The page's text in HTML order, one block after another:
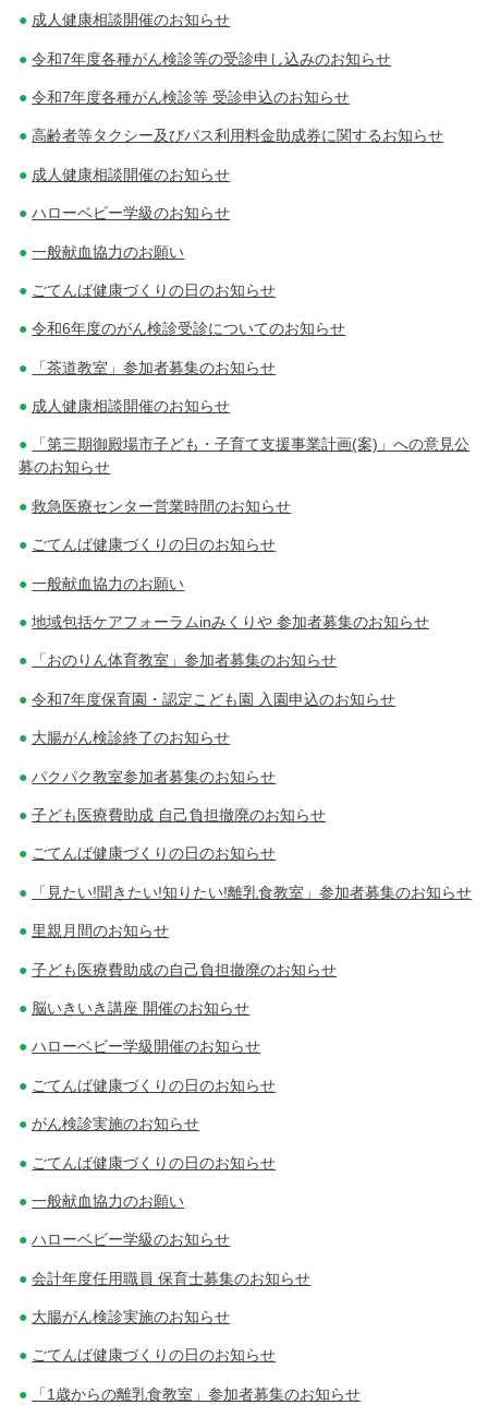
成人健康相談開催のお知らせ
令和7年度各種がん検診等の受診申し込みのお知らせ
令和7年度各種がん検診等 受診申込のお知らせ
高齢者等タクシー及びバス利用料金助成券に関するお知らせ
成人健康相談開催のお知らせ
ハローベビー学級のお知らせ
一般献血協力のお願い
ごてんば健康づくりの日のお知らせ
令和6年度のがん検診受診についてのお知らせ
「茶道教室」参加者募集のお知らせ
成人健康相談開催のお知らせ
「第三期御殿場市子ども・子育て支援事業計画(案)」への意見公
募のお知らせ
救急医療センター営業時間のお知らせ
ごてんば健康づくりの日のお知らせ
一般献血協力のお願い
地域包括ケアフォーラムinみくりや 参加者募集のお知らせ
「おのりん体育教室」参加者募集のお知らせ
令和7年度保育園・認定こども園 入園申込のお知らせ
大腸がん検診終了のお知らせ
パクパク教室参加者募集のお知らせ
子ども医療費助成 自己負担撤廃のお知らせ
ごてんば健康づくりの日のお知らせ
「見たい!聞きたい!知りたい!離乳食教室」参加者募集のお知らせ
里親月間のお知らせ
子ども医療費助成の自己負担撤廃のお知らせ
脳いきいき講座 開催のお知らせ
ハローベビー学級開催のお知らせ
ごてんば健康づくりの日のお知らせ
がん検診実施のお知らせ
ごてんば健康づくりの日のお知らせ
一般献血協力のお願い
ハローベビー学級のお知らせ
会計年度任用職員 保育士募集のお知らせ
大腸がん検診実施のお知らせ
ごてんば健康づくりの日のお知らせ
「1歳からの離乳食教室」参加者募集のお知らせ